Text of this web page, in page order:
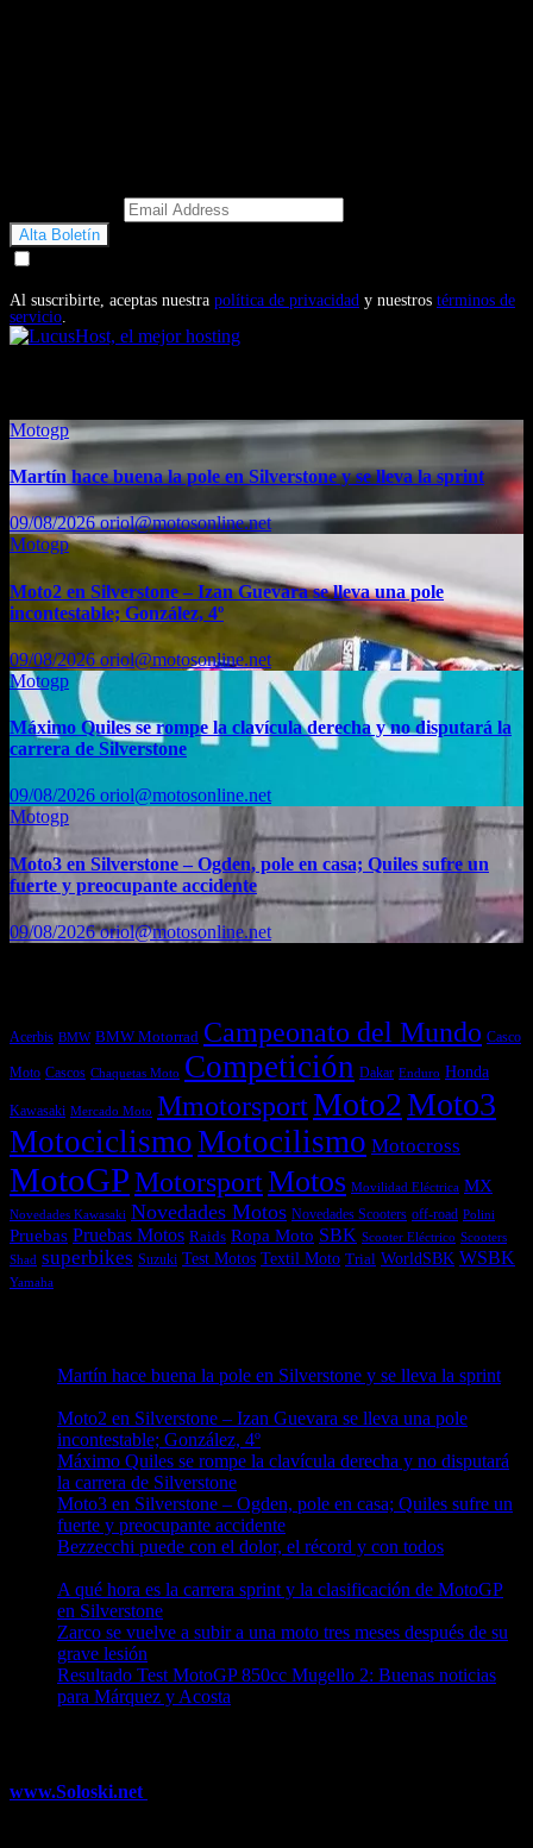
Al suscribirte, aceptas nuestra política de privacidad y nuestros términos de
servicio.
Motogp
Martín hace buena la pole en Silverstone y se lleva la sprint
09/08/2026oriol@motosonline.net
Motogp
Moto2 en Silverstone – Izan Guevara se lleva una pole
incontestable; González, 4º
09/08/2026 oriol@motosonline.net
Motogp
Máximo Quiles se rompe la clavícula derecha y no disputará la
carrera de Silverstone
09/08/2026 oriol@motosonline.net
Motogp
Moto3 en Silverstone – Ogden, pole en casa; Quiles sufre un
fuerte y preocupante accidente
09/08/2026oriol@motosonline.net
Acerbis BMW BMW Motorrad Campeonato del Mundo Casco
Moto Cascos Chaquetas Moto Competición Dakar Enduro Honda
Kawasaki Mercado Moto MmotorsportMoto2Moto3
MotociclismoMotocilismo Motocross
MotoGPMotorsportMotos Movilidad Eléctrica MX
Novedades Kawasaki Novedades Motos Novedades Scooters off-road Polini
Pruebas Pruebas Motos Raids Ropa Moto SBK Scooter Eléctrico Scooters
Shad superbikes Suzuki Test Motos Textil Moto Trial WorldSBK WSBK
Yamaha
Martín hace buena la pole en Silverstone y se lleva la sprint
Moto2 en Silverstone – Izan Guevara se lleva una pole
incontestable; González, 4º
Máximo Quiles se rompe la clavícula derecha y no disputará
la carrera de Silverstone
Moto3 en Silverstone – Ogden, pole en casa; Quiles sufre un
fuerte y preocupante accidente
Bezzecchi puede con el dolor, el récord y con todos
A qué hora es la carrera sprint y la clasificación de MotoGP
en Silverstone
Zarco se vuelve a subir a una moto tres meses después de su
grave lesión
Resultado Test MotoGP 850cc Mugello 2: Buenas noticias
para Márquez y Acosta
www.Soloski.net